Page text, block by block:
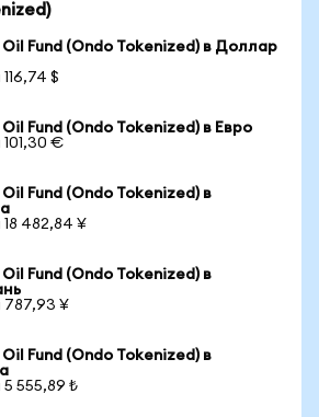
Fund (Ondo Tokenized) в Доллар
$
Fund (Ondo Tokenized) в Евро
101,30 €
Fund (Ondo Tokenized) в
18 482,84 ¥
Fund (Ondo Tokenized) в
787,93 ¥
Fund (Ondo Tokenized) в
5 555,89 ₺